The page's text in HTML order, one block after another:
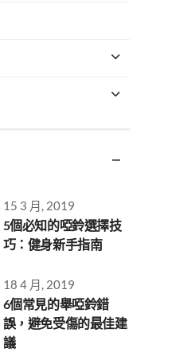
15 3 月, 2019
5個必知的啞鈴選擇技
巧：健身新手指南
18 4 月, 2019
6個常見的舉啞鈴錯
誤，避免受傷的最佳建
議